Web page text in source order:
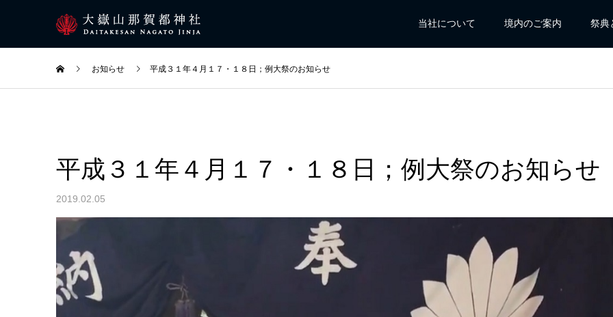
当社について 境内のご案内 祭典
お知らせ 平成３１年４月１７・１８日；例大祭のお知らせ
平成３１年４月１７・１８日；例大祭のお知らせ
2019.02.05